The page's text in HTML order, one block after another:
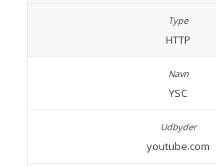
HTTP
YSC
youtube.com